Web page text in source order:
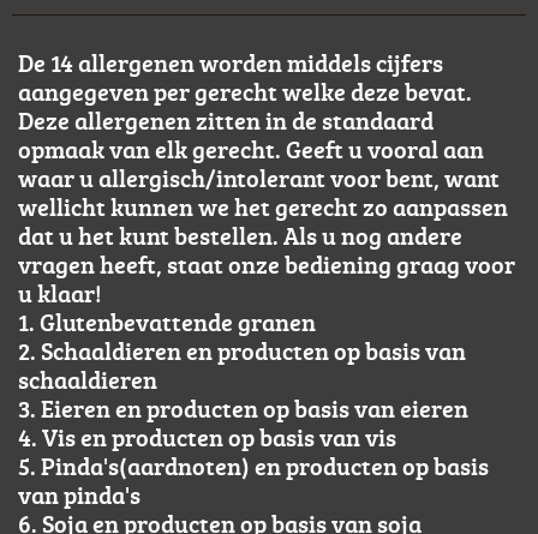
De 14 allergenen worden middels cijfers
aangegeven per gerecht welke deze bevat.
Deze allergenen zitten in de standaard
opmaak van elk gerecht. Geeft u vooral aan
waar u allergisch/intolerant voor bent, want
wellicht kunnen we het gerecht zo aanpassen
dat u het kunt bestellen. Als u nog andere
vragen heeft, staat onze bediening graag voor
u klaar!
1. Glutenbevattende granen
2. Schaaldieren en producten op basis van
schaaldieren
3. Eieren en producten op basis van eieren
4. Vis en producten op basis van vis
5. Pinda's(aardnoten) en producten op basis
van pinda's
6. Soja en producten op basis van soja